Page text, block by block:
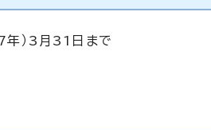
）3月31日まで